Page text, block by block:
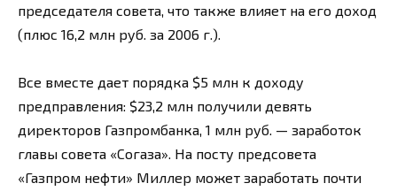
председателя совета, что также влияет на его доход
(плюс 16,2 млн руб. за 2006 г.).
Все вместе дает порядка $5 млн к доходу
предправления: $23,2 млн получили девять
директоров Газпромбанка, 1 млн руб. — заработок
главы совета «Согаза». На посту предсовета
«Газпром нефти» Миллер может заработать почти